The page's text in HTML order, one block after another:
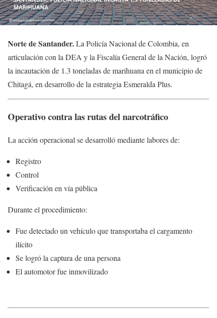
Norte de Santander.La Policía Nacional de Colombia, en
articulación con la DEA y la Fiscalía General de la Nación, logró
la incautación de 1.3 toneladas de marihuana en el municipio de
Chitagá, en desarrollo de la estrategia Esmeralda Plus.
Operativo contra las rutas del narcotráfico
La acción operacional se desarrolló mediante labores de:
Registro
Control
Verificación en vía pública
Durante el procedimiento:
Fue detectado un vehículo que transportaba el cargamento
ilícito
Se logró la captura de una persona
El automotor fue inmovilizado